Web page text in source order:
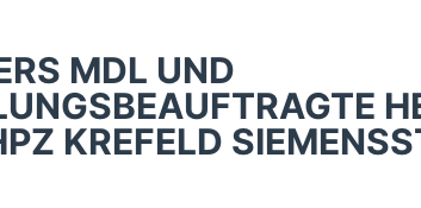
MDL UND
KREFELD